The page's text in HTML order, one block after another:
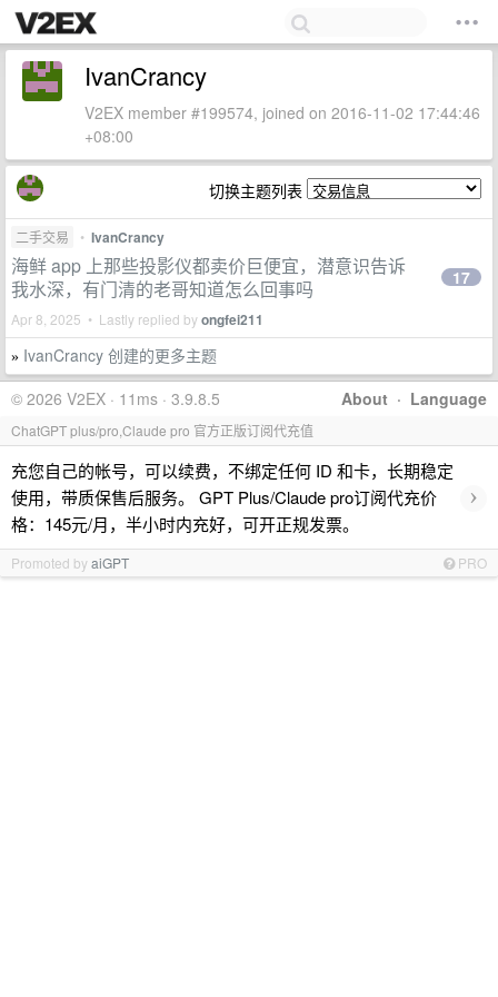
IvanCrancy
V2EX member #199574, joined on 2016-11-02 17:44:46
+08:00
切换主题列表
二手交易 • IvanCrancy
海鲜 app 上那些投影仪都卖价巨便宜，潜意识告诉
我水深，有门清的老哥知道怎么回事吗
Apr 8, 2025 • Lastly replied byongfei211
17
» IvanCrancy 创建的更多主题
About · Language
© 2026 V2EX · 11ms · 3.9.8.5
ChatGPT plus/pro,Claude pro 官方正版订阅代充值
充您自己的帐号，可以续费，不绑定任何 ID 和卡，长期稳定
使用，带质保售后服务。 GPT Plus/Claude pro订阅代充价
格：145元/月，半小时内充好，可开正规发票。
›
Promoted byaiGPT PRO